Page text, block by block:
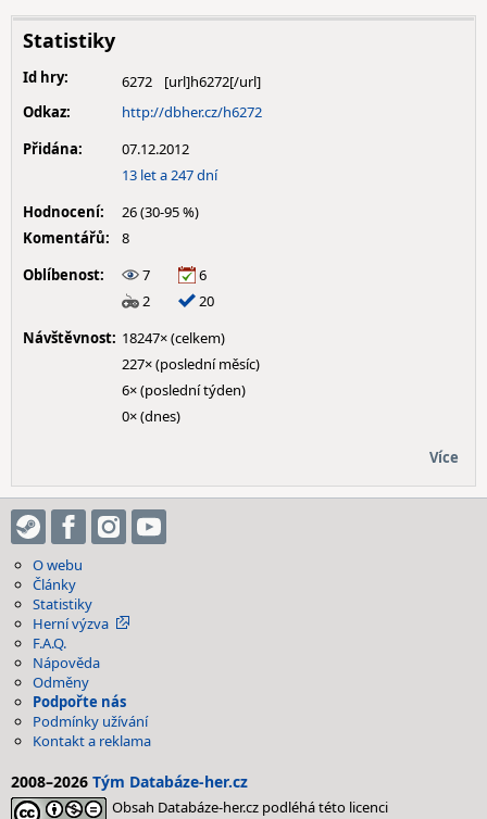
Statistiky
Id hry:
6272
Odkaz:
http://dbher.cz/h6272
Přidána:
07.12.2012
13 let a 247 dní
Hodnocení:
26 (30-95 %)
Komentářů:
8
Oblíbenost:
7
6
2
20
Návštěvnost: 18247× (celkem)
227× (poslední měsíc)
6× (poslední týden)
0× (dnes)
Více
O webu
Články
Statistiky
Herní výzva
F.A.Q.
Nápověda
Odměny
Podpořte nás
Podmínky užívání
Kontakt a reklama
2008–2026 Tým Databáze-her.cz
Obsah Databáze-her.cz podléhá této licenci